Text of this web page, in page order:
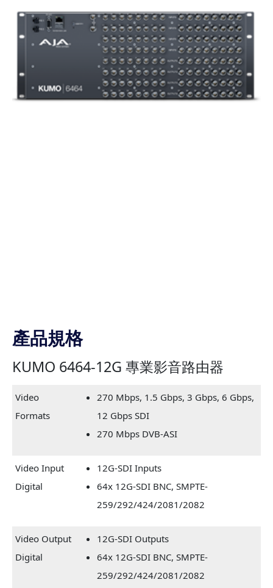
產品規格
KUMO 6464-12G 專業影音路由器
Video
Formats
270 Mbps, 1.5 Gbps, 3 Gbps, 6 Gbps,
12 Gbps SDI
270 Mbps DVB-ASI
Video Input
Digital
12G-SDI Inputs
64x 12G-SDI BNC, SMPTE-
259/292/424/2081/2082
Video Output
Digital
12G-SDI Outputs
64x 12G-SDI BNC, SMPTE-
259/292/424/2081/2082